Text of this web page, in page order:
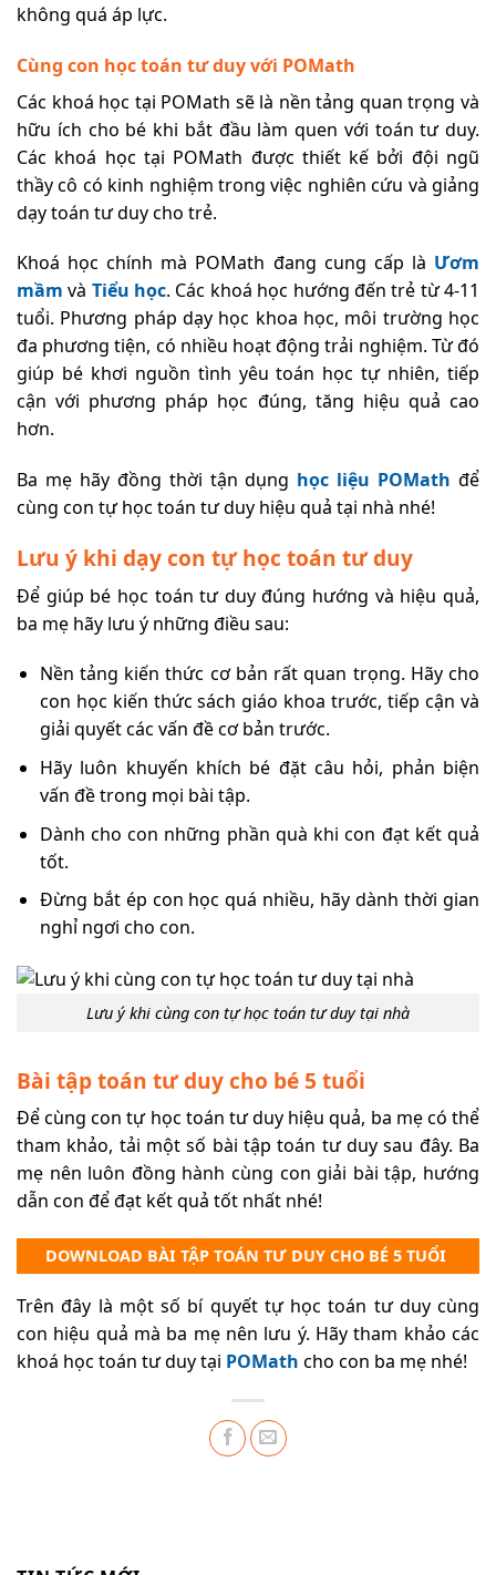
không quá áp lực.
Cùng con học toán tư duy với POMath
Các khoá học tại POMath sẽ là nền tảng quan trọng và
hữu ích cho bé khi bắt đầu làm quen với toán tư duy.
Các khoá học tại POMath được thiết kế bởi đội ngũ
thầy cô có kinh nghiệm trong việc nghiên cứu và giảng
dạy toán tư duy cho trẻ.
Khoá học chính mà POMath đang cung cấp là Ươm
mầm và Tiểu học. Các khoá học hướng đến trẻ từ 4-11
tuổi. Phương pháp dạy học khoa học, môi trường học
đa phương tiện, có nhiều hoạt động trải nghiệm. Từ đó
giúp bé khơi nguồn tình yêu toán học tự nhiên, tiếp
cận với phương pháp học đúng, tăng hiệu quả cao
hơn.
Ba mẹ hãy đồng thời tận dụng học liệu POMath để
cùng con tự học toán tư duy hiệu quả tại nhà nhé!
Lưu ý khi dạy con tự học toán tư duy
Để giúp bé học toán tư duy đúng hướng và hiệu quả,
ba mẹ hãy lưu ý những điều sau:
Nền tảng kiến thức cơ bản rất quan trọng. Hãy cho
con học kiến thức sách giáo khoa trước, tiếp cận và
giải quyết các vấn đề cơ bản trước.
Hãy luôn khuyến khích bé đặt câu hỏi, phản biện
vấn đề trong mọi bài tập.
Dành cho con những phần quà khi con đạt kết quả
tốt.
Đừng bắt ép con học quá nhiều, hãy dành thời gian
nghỉ ngơi cho con.
Lưu ý khi cùng con tự học toán tư duy tại nhà
Bài tập toán tư duy cho bé 5 tuổi
Để cùng con tự học toán tư duy hiệu quả, ba mẹ có thể
tham khảo, tải một số bài tập toán tư duy sau đây. Ba
mẹ nên luôn đồng hành cùng con giải bài tập, hướng
dẫn con để đạt kết quả tốt nhất nhé!
DOWNLOAD BÀI TẬP TOÁN TƯ DUY CHO BÉ 5 TUỔI
Trên đây là một số bí quyết tự học toán tư duy cùng
con hiệu quả mà ba mẹ nên lưu ý. Hãy tham khảo các
khoá học toán tư duy tại POMath cho con ba mẹ nhé!